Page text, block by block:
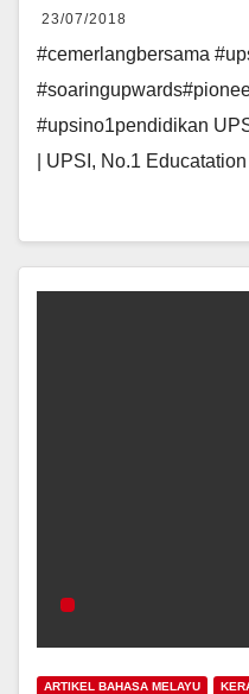
23/07/2018
#cemerlangbersama
#upsino1pendidikan
| UPSI, No.1 Educatation
ARTIKEL BAHASA MELAYU